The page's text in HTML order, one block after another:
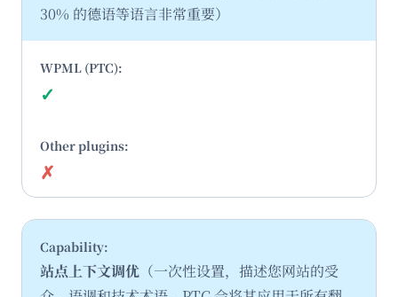
30% 的德语等语言非常重要）
✓
✗
站点上下文调优 （一次性设置，描述您网站的受